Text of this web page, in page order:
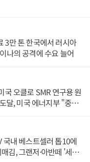
3만 톤 한국에서 러시아
나의 공격에 수요 늘어
국 오클로 SMR 연구용 원
달, 미국 에너지부 "중요
국내 베스트셀러 톱10에
김, 그랜저·아반떼 '세단